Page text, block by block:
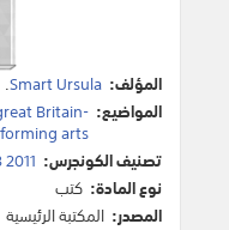
المؤلف: Smart Ursula
.
المواضيع: Britain-
arts
تصنيف الكونجرس:
نوع المادة: كتب
المصدر: المكتبة الرئيسية